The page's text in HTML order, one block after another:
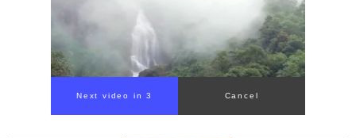
Next video in 1 Cancel